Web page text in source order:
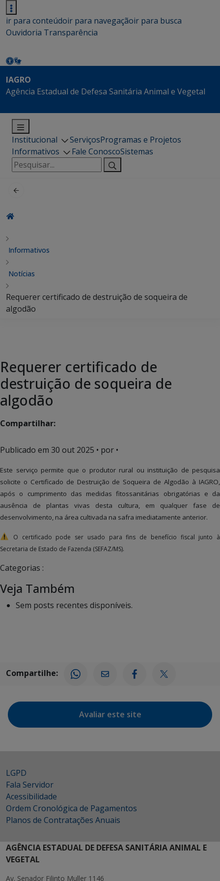
ir para conteúdoir para navegaçãoir para busca
Ouvidoria Transparência
IAGRO
Agência Estadual de Defesa Sanitária Animal e Vegetal
Institucional ServiçosProgramas e Projetos
Informativos
Fale ConoscoSistemas
Pesquisar
por:
Informativos
Notícias
Requerer certificado de destruição de soqueira de
algodão
Requerer certificado de
destruição de soqueira de
algodão
Compartilhar:
Publicado em 30 out 2025 • por •
Este serviço permite que o produtor rural ou instituição de pesquisa
solicite o Certificado de Destruição de Soqueira de Algodão à IAGRO,
após o cumprimento das medidas fitossanitárias obrigatórias e da
ausência de plantas vivas desta cultura, em qualquer fase de
desenvolvimento, na área cultivada na safra imediatamente anterior.
O certificado pode ser usado para fins de benefício fiscal junto à
Secretaria de Estado de Fazenda (SEFAZ/MS).
Categorias :
Veja Também
Sem posts recentes disponíveis.
Compartilhe:
Avaliar este site
LGPD
Fala Servidor
Acessibilidade
Ordem Cronológica de Pagamentos
Planos de Contratações Anuais
AGÊNCIA ESTADUAL DE DEFESA SANITÁRIA ANIMAL E
VEGETAL
Av. Senador Filinto Muller 1146